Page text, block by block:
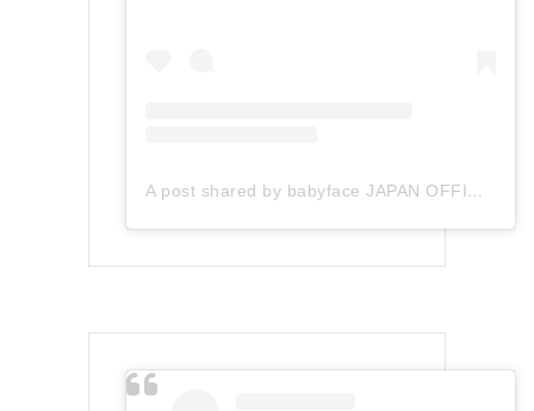
A post shared by babyface JAPAN OFFICIAL (@babyface_japan)